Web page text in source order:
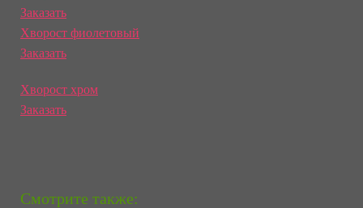
Заказать
Хворост фиолетовый
Заказать
Хворост хром
Заказать
Смотрите также: